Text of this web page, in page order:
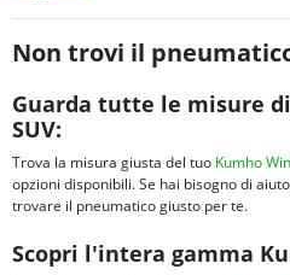
Non trovi il
Guarda tutte le misure
SUV:
Trova la misura giusta del tuo Kumho
opzioni disponibili. Se hai bisogno di
trovare il pneumatico giusto per te.
Scopri l'intera gamma